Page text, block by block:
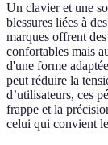
Un clavier et une
blessures liées à
marques offrent
confortables mais
d'une forme
peut réduire la
d’utilisateurs, ces
frappe et la
celui qui convient